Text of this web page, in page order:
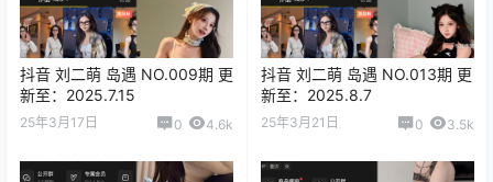
抖音 刘二萌 岛遇 NO.009期 更
新至：2025.7.15
25年3月17日 0 4.6k
抖音 刘二萌 岛遇 NO.013期 更
新至：2025.8.7
25年3月21日 0 3.5k